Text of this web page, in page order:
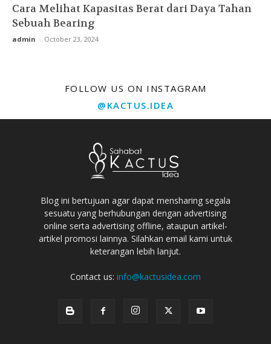
Cara Melihat Kapasitas Berat dari Daya Tahan
Sebuah Bearing
admin - October 23, 2024
FOLLOW US ON INSTAGRAM
@KACTUS.IDEA
Blog ini bertujuan agar dapat mensharing segala
sesuatu yang berhubungan dengan advertising
online serta advertising offline, ataupun artikel-
artikel promosi lainnya. Silahkan email kami untuk
keterangan lebih lanjut.
Contact us: info@kactusidea.com